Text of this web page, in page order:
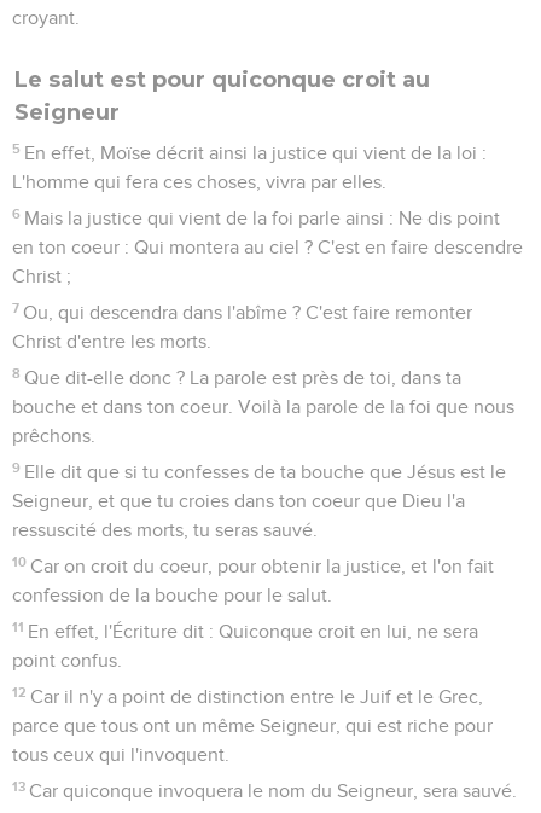
croyant.
Le salut est pour quiconque croit au
Seigneur
5 En effet, Moïse décrit ainsi la justice qui vient de la loi :
L'homme qui fera ces choses, vivra par elles.
6 Mais la justice qui vient de la foi parle ainsi : Ne dis point
en ton coeur : Qui montera au ciel ? C'est en faire descendre
Christ ;
7 Ou, qui descendra dans l'abîme ? C'est faire remonter
Christ d'entre les morts.
8 Que dit-elle donc ? La parole est près de toi, dans ta
bouche et dans ton coeur. Voilà la parole de la foi que nous
prêchons.
9 Elle dit que si tu confesses de ta bouche que Jésus est le
Seigneur, et que tu croies dans ton coeur que Dieu l'a
ressuscité des morts, tu seras sauvé.
10 Car on croit du coeur, pour obtenir la justice, et l'on fait
confession de la bouche pour le salut.
11 En effet, l'Écriture dit : Quiconque croit en lui, ne sera
point confus.
12 Car il n'y a point de distinction entre le Juif et le Grec,
parce que tous ont un même Seigneur, qui est riche pour
tous ceux qui l'invoquent.
13 Car quiconque invoquera le nom du Seigneur, sera sauvé.